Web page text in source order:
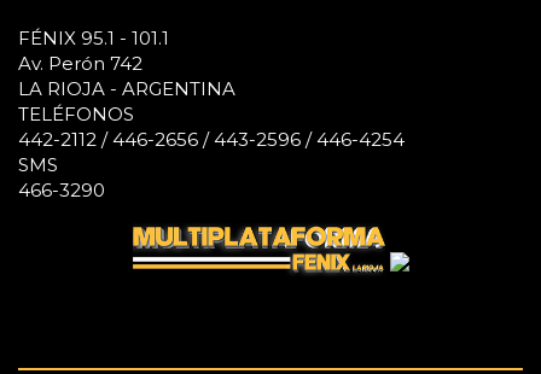
FÉNIX 95.1 - 101.1
Av. Perón 742
LA RIOJA - ARGENTINA
TELÉFONOS
442-2112 / 446-2656 / 443-2596 / 446-4254
SMS
466-3290